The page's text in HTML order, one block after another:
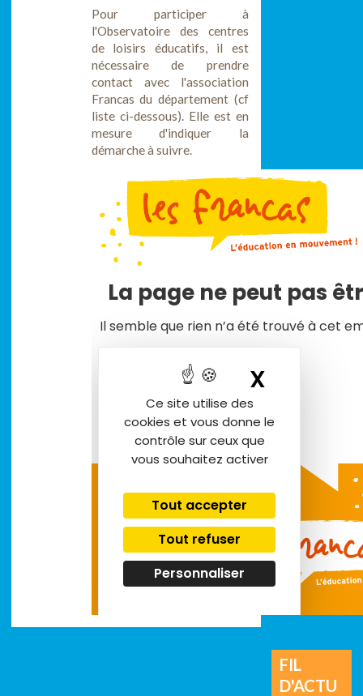
Pour participer à
l'Observatoire des centres
de loisirs éducatifs, il est
nécessaire de prendre
contact avec l'association
Francas du département (cf
liste ci-dessous). Elle est en
mesure d'indiquer la
démarche à suivre.
FIL
D'ACTU